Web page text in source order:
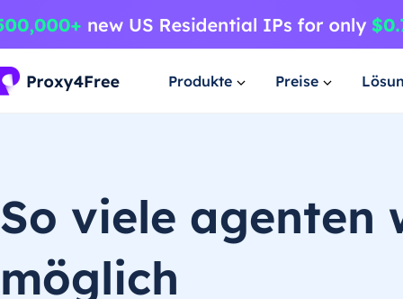
Produkte Preise
So viele agenten
möglich